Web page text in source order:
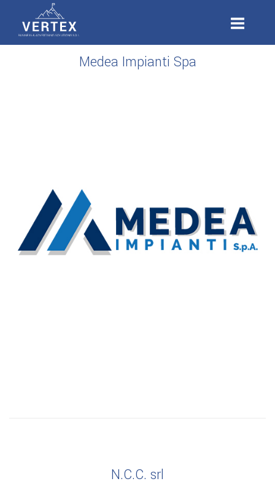
Medea Impianti Spa
N.C.C. srl